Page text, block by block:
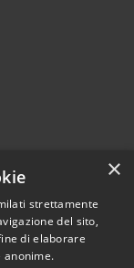
2026 • Comune di
×
strettamente
del sito,
di elaborare
anonime.
per chiudere